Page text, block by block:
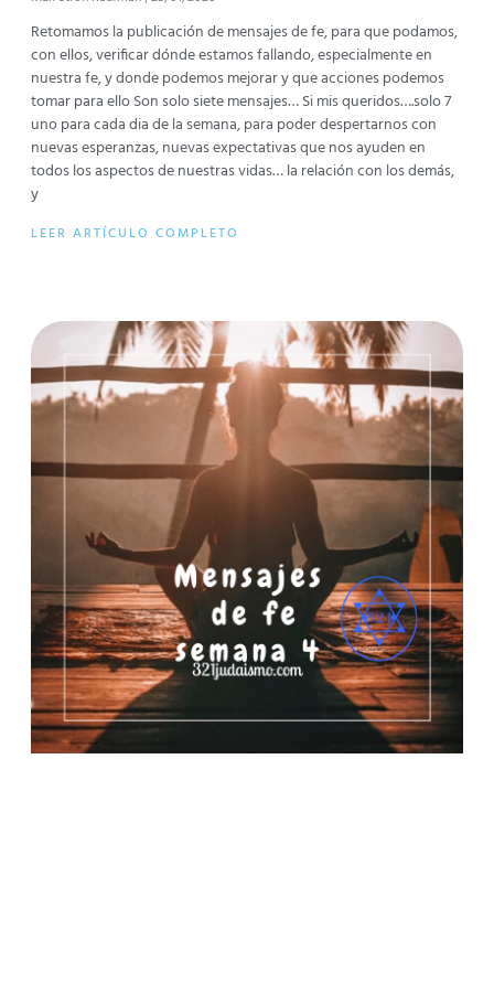
Retomamos la publicación de mensajes de fe, para que podamos,
con ellos, verificar dónde estamos fallando, especialmente en
nuestra fe, y donde podemos mejorar y que acciones podemos
tomar para ello Son solo siete mensajes… Si mis queridos….solo 7
uno para cada dia de la semana, para poder despertarnos con
nuevas esperanzas, nuevas expectativas que nos ayuden en
todos los aspectos de nuestras vidas… la relación con los demás,
y
LEER ARTÍCULO COMPLETO